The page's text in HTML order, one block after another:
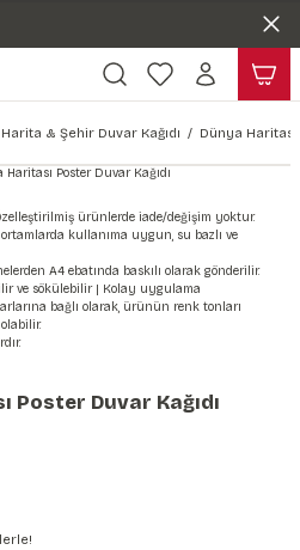
Harita & Şehir Duvar Kağıdı
Türkiye Serisi Duvar Kağıdı
Şehir & Ülke Duvar Kağıdı
Hayvan, Yaprak & Çiçek
Yaprak Desenli Duvar Kağıdı
Hayvan Duvar Kağıdı
Doğa & Manza Duvar Kağıdı
Manzara Duvar Kağıdı
Orman Duvar Kağıdı
Tasarım & Sanatsal Duvar
Sanat Duvar Kağıdı
Geometrik Duvar Kağıdı
Araba Duvar Kağıdı
Sağlık Duvar Kağıdı
Ahşap, Mermer & Taş
Mermer Desenli Duvar Kağıdı
Taş Desenli Duvar Kağıdı
Ahşap Desenli Duvar Kağıdı
Harita & Şehir Duvar Kağıdı Dünya Haritası
ürünlerde iade/değişim yoktur.
ortamlarda kullanıma uygun, su bazlı ve
A4 ebatında baskılı olarak gönderilir.
ve sökülebilir | Kolay uygulama
bağlı olarak, ürünün renk tonları
Poster Duvar Kağıdı